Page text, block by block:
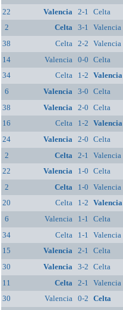
22
Valencia 2-1 Celta
2
Celta 3-1 Valencia
38
Celta 2-2 Valencia
14
Valencia 0-0 Celta
34
Celta 1-2 Valencia
6
Valencia 3-0 Celta
38
Valencia 2-0 Celta
16
Celta 1-2 Valencia
24
Valencia 2-0 Celta
2
Celta 2-1 Valencia
22
Valencia 1-0 Celta
2
Celta 1-0 Valencia
20
Celta 1-2 Valencia
6
Valencia 1-1 Celta
34
Celta 1-1 Valencia
15
Valencia 2-1 Celta
30
Valencia 3-2 Celta
11
Celta 2-1 Valencia
30
Valencia 0-2 Celta